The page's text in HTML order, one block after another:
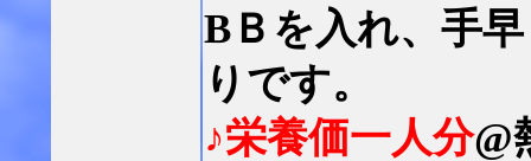
BＢを入れ、手
りです。
♪栄養価一人分@